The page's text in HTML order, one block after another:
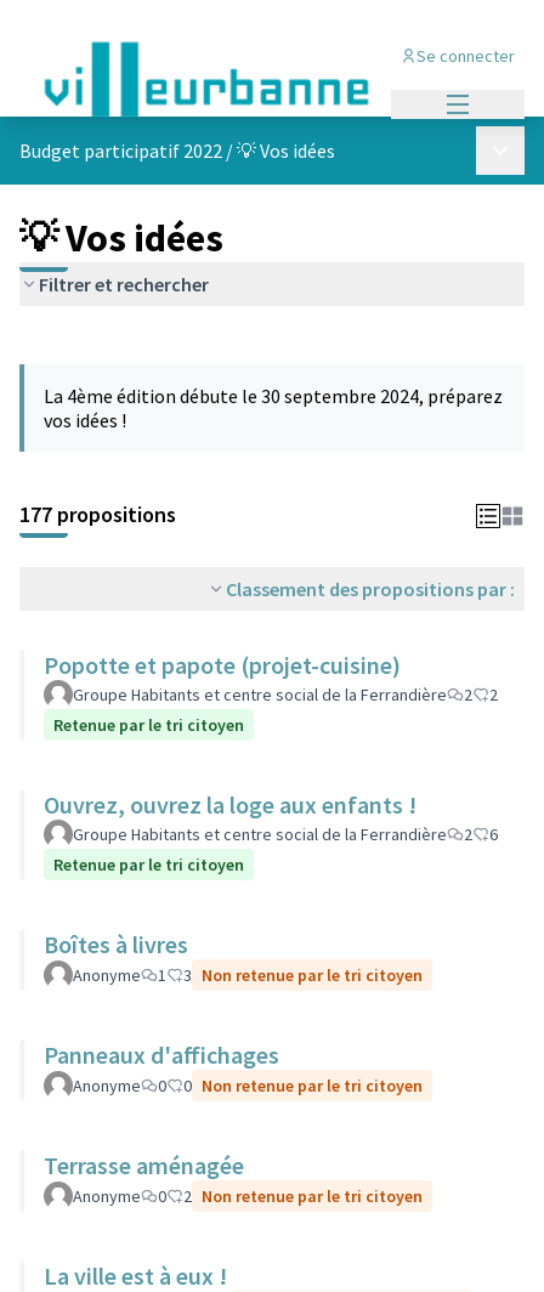
Se connecter
Budget participatif 2022 /💡 Vos idées
💡 Vos idées
Filtrer et rechercher
−
La 4ème édition débute le 30 septembre 2024, préparez
vos idées !
177 propositions
Classement des propositions par :
Popotte et papote (projet-cuisine)
Groupe Habitants et centre social de la Ferrandière 2
2
Retenue par le tri citoyen
Ouvrez, ouvrez la loge aux enfants !
Groupe Habitants et centre social de la Ferrandière 2
6
Retenue par le tri citoyen
Boîtes à livres
Anonyme 1 3 Non retenue par le tri citoyen
Panneaux d'affichages
Anonyme 0 0 Non retenue par le tri citoyen
Terrasse aménagée
Anonyme 0 2 Non retenue par le tri citoyen
La ville est à eux !